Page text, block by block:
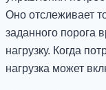
Оно отслеживает
заданного порога
нагрузку. Когда
нагрузка может